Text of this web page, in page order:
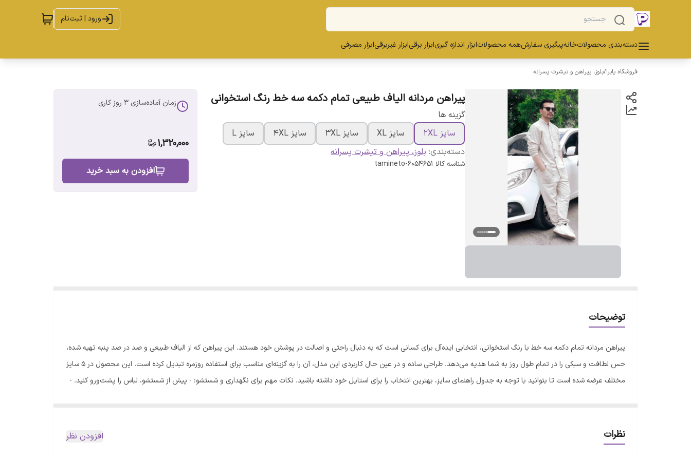
ورود | ثبت‌نام
دسته‌بندی محصولاتخانهپیگیری سفارشهمه محصولاتابزار اندازه گیریابزار برقیابزار غیربرقیابزار مصرفی
فروشگاه پابرا/بلوز، پیراهن و تیشرت پسرانه
پیراهن مردانه الیاف طبیعی تمام دکمه سه خط رنگ استخوانی
گزینه ها
سایز 2XL
سایز XL سایز 3XL سایز 4XL
سایز L
دسته‌بندی: بلوز، پیراهن و تیشرت پسرانه
شناسه کالا tamineto-6054651
زمان آماده‌سازی 3 روز کاری
1,320,000
افزودن به سبد خرید
توضیحات
پیراهن مردانه تمام دکمه سه خط با رنگ استخوانی، انتخابی ایده‌آل برای کسانی است که به دنبال راحتی و اصالت در پوشش خود هستند. این پیراهن که از الیاف طبیعی و صد در صد پنبه تهیه شده،
حس لطافت و سبکی را در تمام طول روز به شما هدیه می‌دهد. طراحی ساده و در عین حال کاربردی این مدل، آن را به گزینه‌ای مناسب برای استفاده روزمره تبدیل کرده است. این محصول در 5 سایز
مختلف عرضه شده است تا بتوانید با توجه به جدول راهنمای سایز، بهترین انتخاب را برای استایل خود داشته باشید. نکات مهم برای نگهداری و شستشو: - پیش از شستشو، لباس را پشت‌ورو کنید. -
تصویر جدول راهنمای سایز توجه فرمایید.
نظرات افزودن نظر